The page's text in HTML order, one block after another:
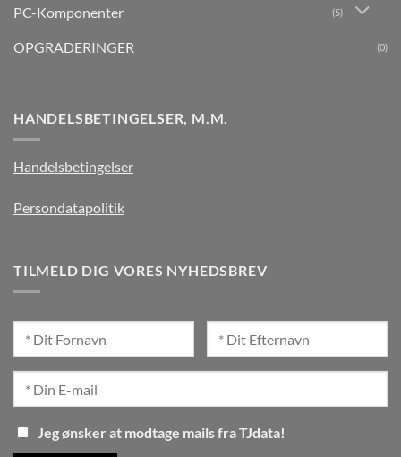
PC-Komponenter (5)
OPGRADERINGER (0)
HANDELSBETINGELSER, M.M.
Handelsbetingelser
Persondatapolitik
TILMELD DIG VORES NYHEDSBREV
Jeg ønsker at modtage mails fra TJdata!